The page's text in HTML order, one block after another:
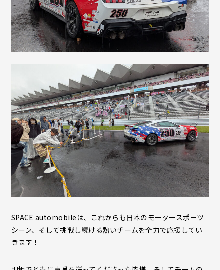
SPACE automobileは、これからも日本のモータースポーツ
シーン、そして挑戦し続ける熱いチームを全力で応援してい
きます！